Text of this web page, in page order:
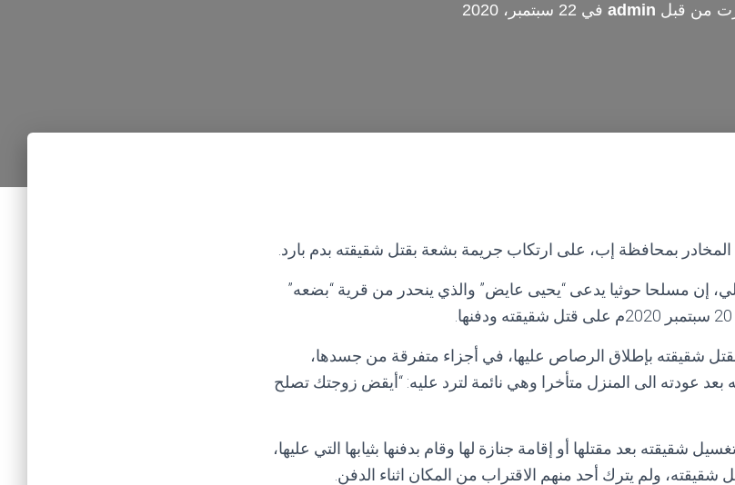
من قبل admin في 22 سبتمبر، 2020
بمحافظة إب، على ارتكاب جريمة بشعة بقتل شقيقته بدم بارد.
إن مسلحا حوثيا يدعى “يحيى عايض” والذي ينحدر من قرية “بضعه”
شقيقته بإطلاق الرصاص عليها، في أجزاء متفرقة من جسدها،
عودته الى المنزل متأخرا وهي نائمة لترد عليه: “أيقض زوجتك تصلح
شقيقته بعد مقتلها أو إقامة جنازة لها وقام بدفنها بثيابها التي عليها،
ولم يترك أحد منهم الاقتراب من المكان اثناء الدفن.